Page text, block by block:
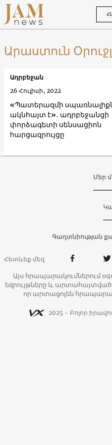
Արաստուն
«Պատերազմի
ակնհայտ է»․ ադրբեջանցի
փորձագետի սենսացիոն
հարցազրույցը
Ադրբեջան
26 Հուլիսի, 2022
Մեր
Գաղտնիության
Հետևեք մեզ
Այս հրապարակումներում
եզրույթները և
որ արտացոլեն
2025 - Բոլոր